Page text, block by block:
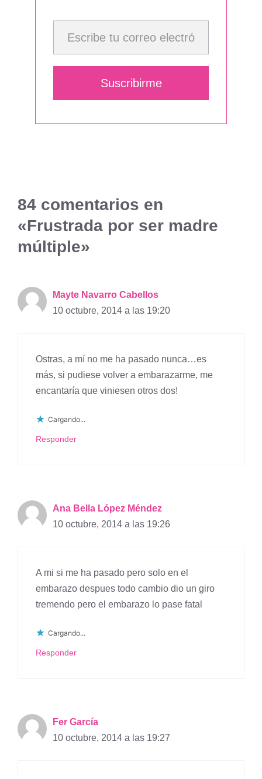
Escribe tu correo electrónico…
Suscribirme
84 comentarios en
«Frustrada por ser madre
múltiple»
Mayte Navarro Cabellos
10 octubre, 2014 a las 19:20
Ostras, a mí no me ha pasado nunca…es
más, si pudiese volver a embarazarme, me
encantaría que viniesen otros dos!
Cargando...
Responder
Ana Bella López Méndez
10 octubre, 2014 a las 19:26
A mi si me ha pasado pero solo en el
embarazo despues todo cambio dio un giro
tremendo pero el embarazo lo pase fatal
Cargando...
Responder
Fer García
10 octubre, 2014 a las 19:27